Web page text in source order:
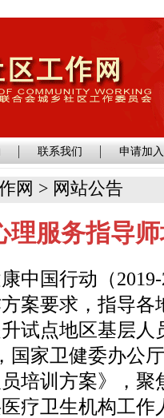
联系我们 申请加
网 > 网站公告
理服务指导
国行动（2019-
案要求，指导
试点地区基层
国家卫健委办公
培训方案》，
疗卫生机构工